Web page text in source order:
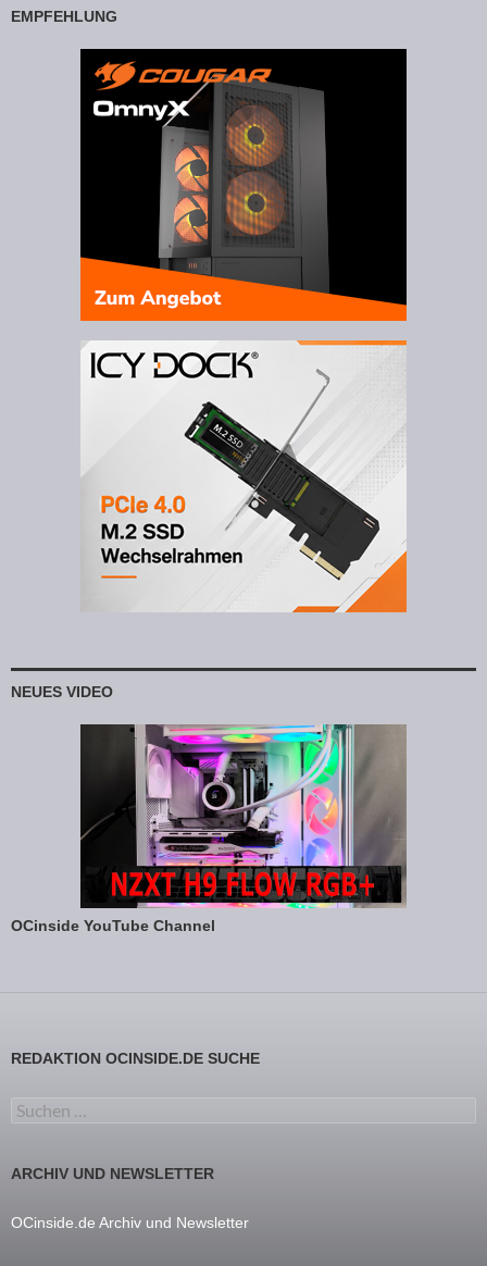
EMPFEHLUNG
NEUES VIDEO
OCinside YouTube Channel
REDAKTION OCINSIDE.DE SUCHE
Suchen nach:
ARCHIV UND NEWSLETTER
OCinside.de Archiv und Newsletter